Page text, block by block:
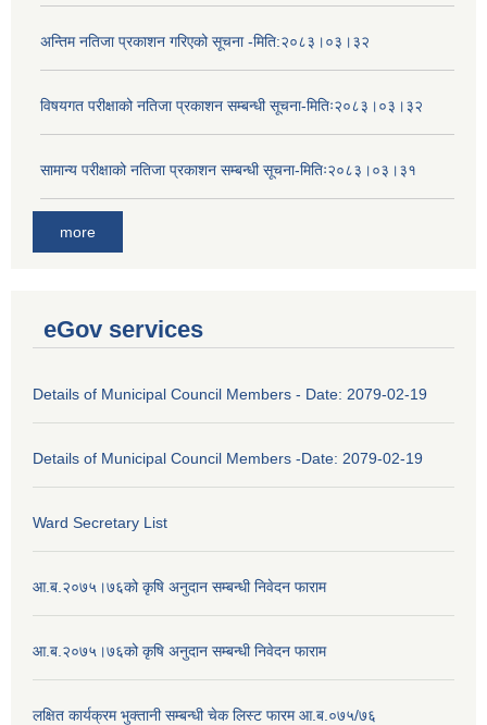
अन्तिम नतिजा प्रकाशन गरिएको सूचना -मिति:२०८३।०३।३२
विषयगत परीक्षाको नतिजा प्रकाशन सम्बन्धी सूचना-मितिः२०८३।०३।३२
सामान्य परीक्षाको नतिजा प्रकाशन सम्बन्धी सूचना-मितिः२०८३।०३।३१
more
eGov services
Details of Municipal Council Members - Date: 2079-02-19
Details of Municipal Council Members -Date: 2079-02-19
Ward Secretary List
आ.ब.२०७५।७६को कृषि अनुदान सम्बन्धी निवेदन फाराम
आ.ब.२०७५।७६को कृषि अनुदान सम्बन्धी निवेदन फाराम
लक्षित कार्यक्रम भुक्तानी सम्बन्धी चेक लिस्ट फारम आ.ब.०७५/७६